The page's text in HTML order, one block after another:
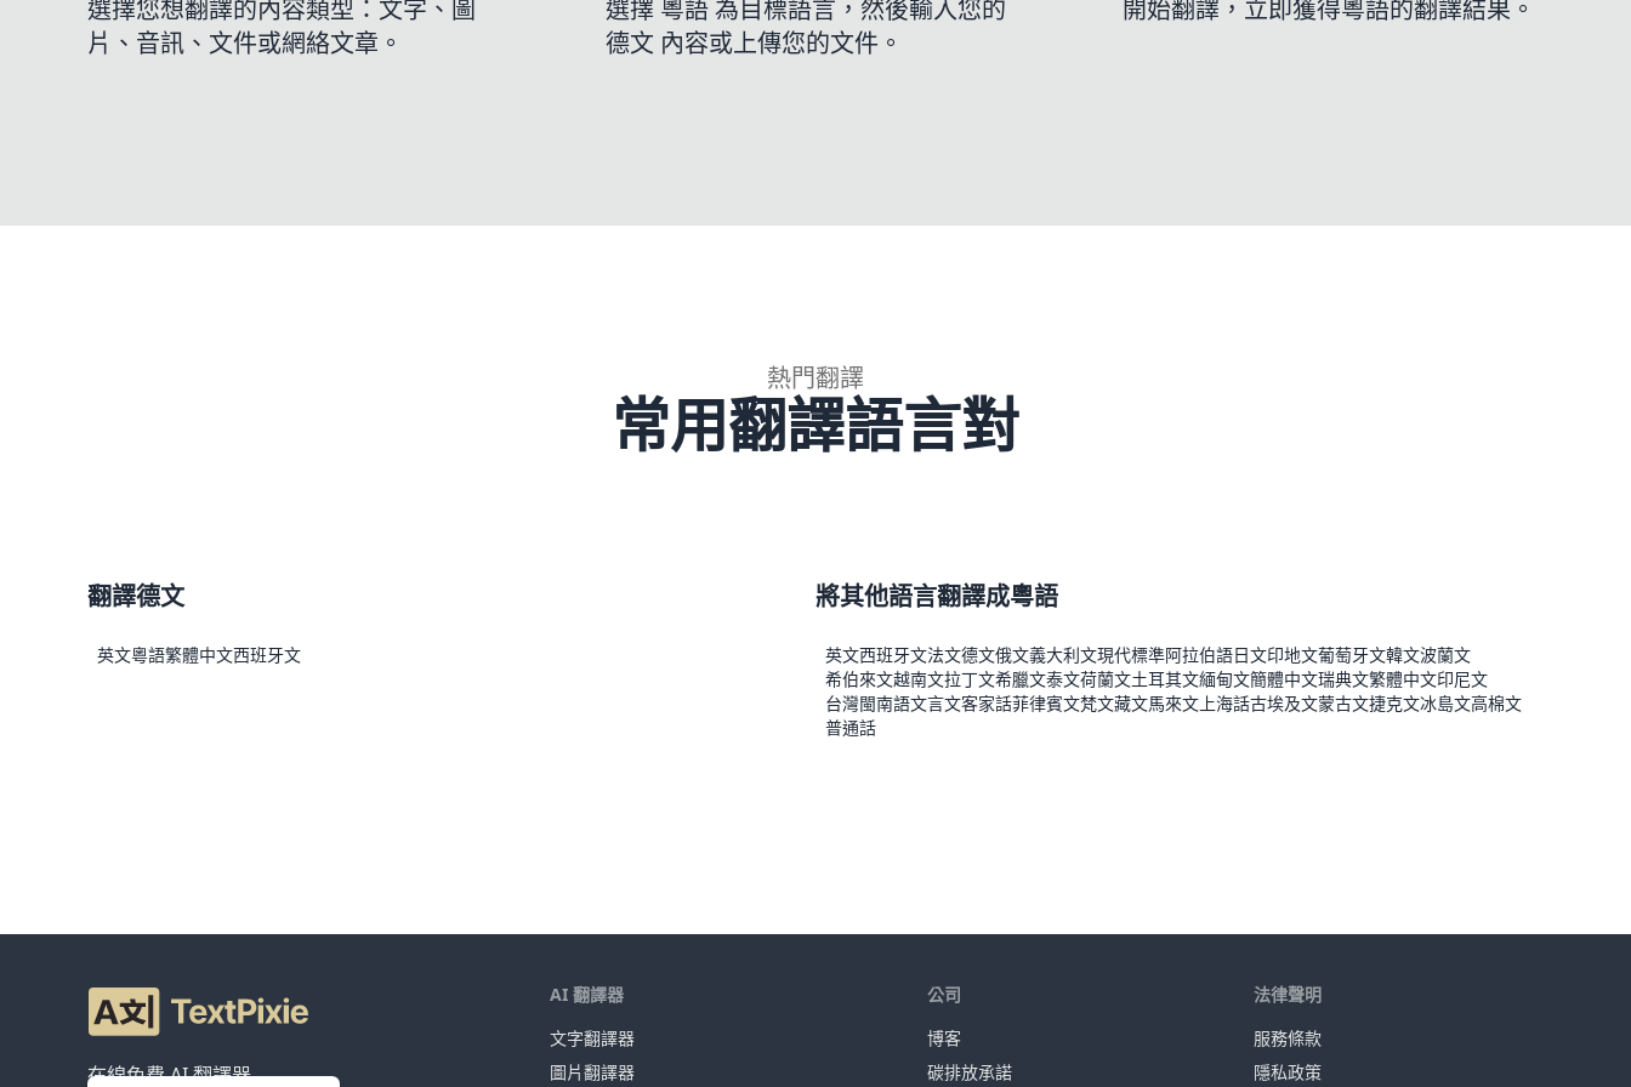
選擇您想翻譯的內容類型：文字、圖
片、音訊、文件或網絡文章。
選擇 粵語 為目標語言，然後輸入您的
德文 內容或上傳您的文件。
開始翻譯，立即獲得粵語的翻譯結果。
熱門翻譯
常用翻譯語言對
翻譯德文
英文粵語繁體中文西班牙文
將其他語言翻譯成粵語
英文西班牙文法文德文俄文義大利文現代標準阿拉伯語日文印地文葡萄牙文韓文波蘭文
希伯來文越南文拉丁文希臘文泰文荷蘭文土耳其文緬甸文簡體中文瑞典文繁體中文印尼文
台灣閩南語文言文客家話菲律賓文梵文藏文馬來文 上海話古埃及文蒙古文捷克文冰島文高棉文
普通話
在線免費 AI 翻譯器
AI 翻譯器
文字翻譯器
圖片翻譯器
公司
博客
碳排放承諾
法律聲明
服務條款
隱私政策